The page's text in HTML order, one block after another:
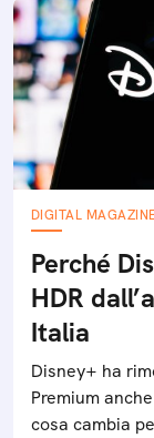
DIGITAL
Perché
HDR
Italia
Disney+ ha
Premium
cosa cambia